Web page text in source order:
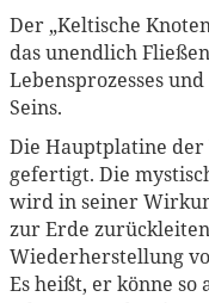
Der „Keltische
das unendlich
Lebensprozesses
Seins.
Die Hauptplatine der
gefertigt. Die
wird in seiner
zur Erde
Wiederherstellung
Es heißt, er könne so